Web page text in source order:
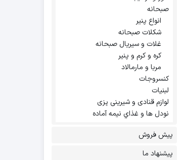
صبحانه
انواع پنیر
شکلات صبحانه
غلات و سیریال صبحانه
کره و کرم و پنیر
مربا و مارمالاد
کنسروجات
لبنیات
لوازم قنادی و شیرینی پزی
نودل ها و غذاي نيمه آماده
پیش فروش
پیشنهاد ما